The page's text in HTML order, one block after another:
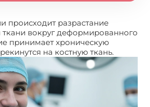
происходит разрастание
вокруг деформированного
принимает хроническую
на костную ткань.